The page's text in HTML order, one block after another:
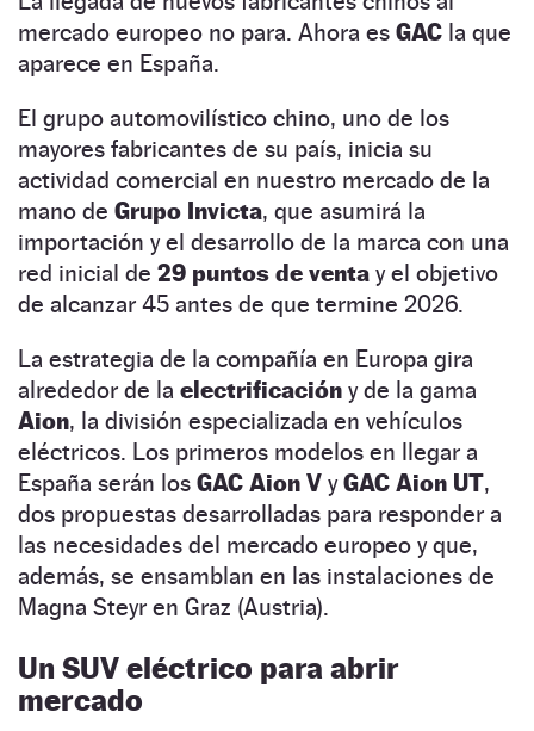
mercado europeo no para. Ahora es GAC la que
aparece en España.
El grupo automovilístico chino, uno de los
mayores fabricantes de su país, inicia su
actividad comercial en nuestro mercado de la
mano de Grupo Invicta, que asumirá la
importación y el desarrollo de la marca con una
red inicial de 29 puntos de venta y el objetivo
de alcanzar 45 antes de que termine 2026.
La estrategia de la compañía en Europa gira
alrededor de la electrificación y de la gama
Aion, la división especializada en vehículos
eléctricos. Los primeros modelos en llegar a
España serán los GAC Aion V yGAC Aion UT,
dos propuestas desarrolladas para responder a
las necesidades del mercado europeo y que,
además, se ensamblan en las instalaciones de
Magna Steyr en Graz (Austria).
Un SUV eléctrico para abrir
mercado